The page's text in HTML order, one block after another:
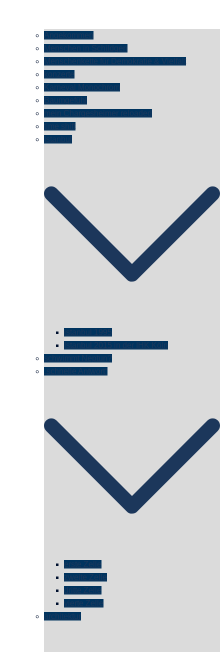
Angekommen
Menschen in Schildgen
Menschenkette für Demokratie & Vielfalt
konzerte
Karneval Monochrom
Baumgefühl
mein Chargesheimer reloaded
time shift
Istanbul
istanbul 1995
Istanbul 2015 in der IHK Köln
schwimmt Neptun?
„schnelle Antwort“
erste Zelle
zweite Zelle
dritte Zelle
vierte Zelle
architektur